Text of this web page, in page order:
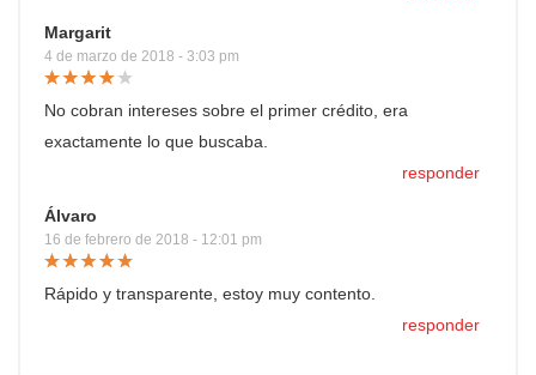
Margarit
4 de marzo de 2018 - 3:03 pm
No cobran intereses sobre el primer crédito, era
exactamente lo que buscaba.
responder
Álvaro
16 de febrero de 2018 - 12:01 pm
Rápido y transparente, estoy muy contento.
responder